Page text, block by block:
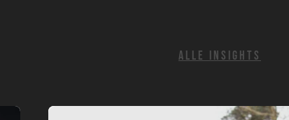
ALLE INSIGHTS